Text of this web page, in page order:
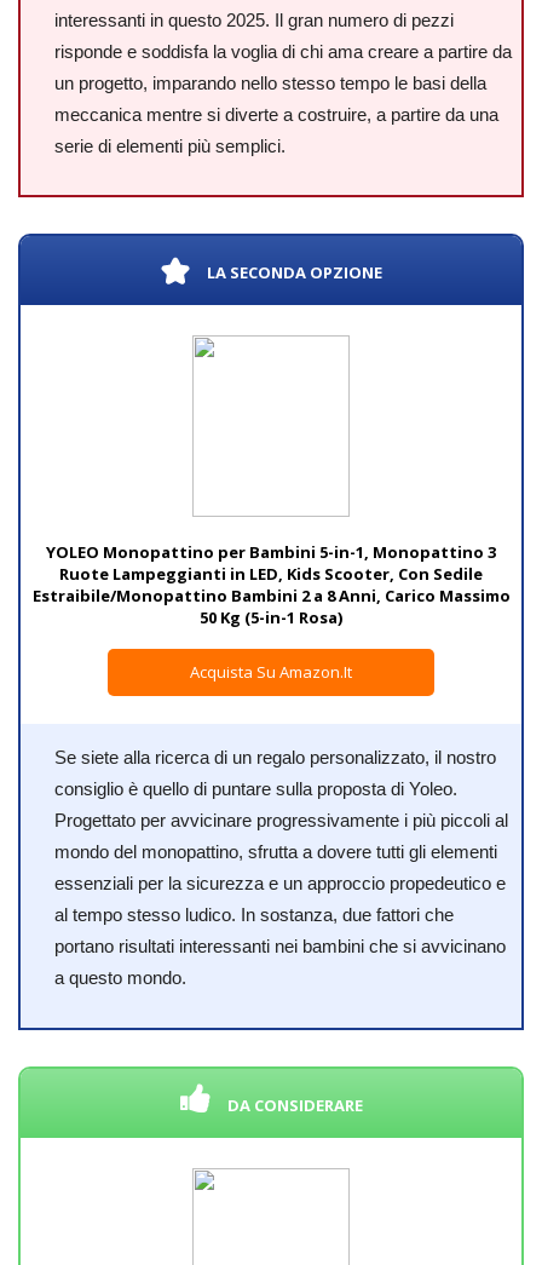
interessanti in questo 2025. Il gran numero di pezzi
risponde e soddisfa la voglia di chi ama creare a partire da
un progetto, imparando nello stesso tempo le basi della
meccanica mentre si diverte a costruire, a partire da una
serie di elementi più semplici.
LA SECONDA OPZIONE
YOLEO Monopattino per Bambini 5-in-1, Monopattino 3
Ruote Lampeggianti in LED, Kids Scooter, Con Sedile
Estraibile/Monopattino Bambini 2 a 8 Anni, Carico Massimo
50 Kg (5-in-1 Rosa)
Acquista Su Amazon.it
Se siete alla ricerca di un regalo personalizzato, il nostro
consiglio è quello di puntare sulla proposta di Yoleo.
Progettato per avvicinare progressivamente i più piccoli al
mondo del monopattino, sfrutta a dovere tutti gli elementi
essenziali per la sicurezza e un approccio propedeutico e
al tempo stesso ludico. In sostanza, due fattori che
portano risultati interessanti nei bambini che si avvicinano
a questo mondo.
DA CONSIDERARE